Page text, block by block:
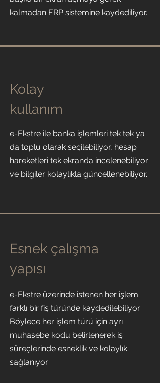
kalmadan ERP sistemine kaydediliyor.
Kolay
kullanım
e-Ekstre ile banka işlemleri tek tek ya
da toplu olarak seçilebiliyor, hesap
hareketleri tek ekranda incelenebiliyor
ve bilgiler kolaylıkla güncellenebiliyor.
Esnek çalışma
yapısı
e-Ekstre üzerinde istenen her işlem
farklı bir fiş türünde kaydedilebiliyor.
Böylece her işlem türü için ayrı
muhasebe kodu belirlenerek iş
süreçlerinde esneklik ve kolaylık
sağlanıyor.